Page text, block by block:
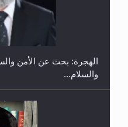
إتمام حفظ القرآن الكريم
الهجرة: بحث عن الأمن
والسلام...